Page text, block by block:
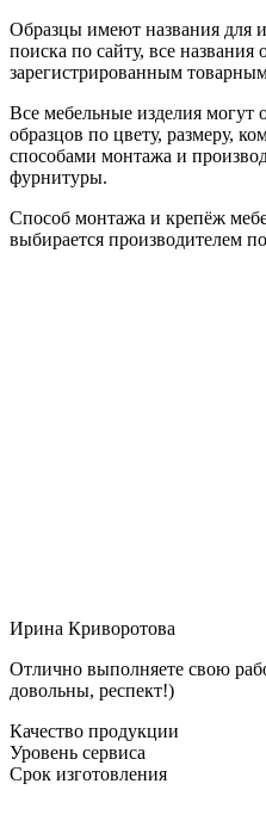
Образцы имеют названия для
поиска по сайту, все названия
зарегистрированным
Все мебельные изделия могут
образцов по цвету, размеру,
способами монтажа и
фурнитуры.
Способ монтажа и крепёж
выбирается производителем
Ирина Криворотова
Отлично выполняете свою
довольны, респект!)
Качество продукции
Уровень сервиса
Срок изготовления